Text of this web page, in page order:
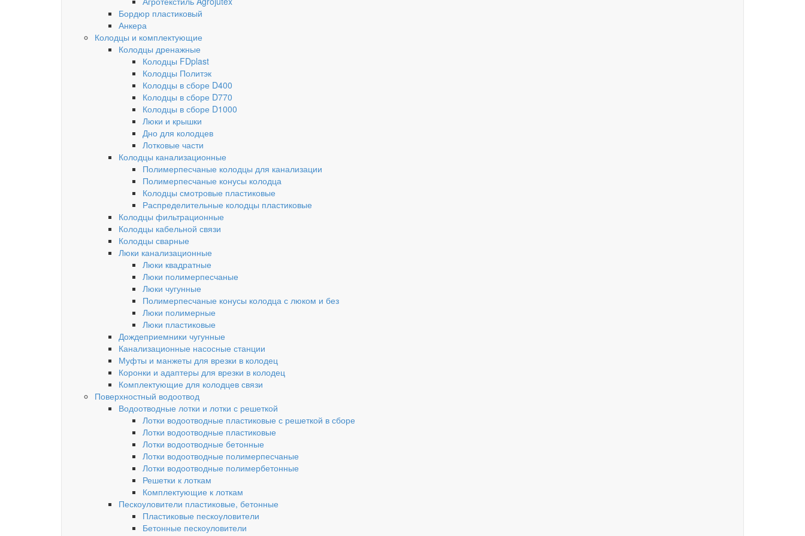
Бордюр пластиковый
Анкера
Колодцы и комплектующие
Колодцы дренажные
Колодцы FDplast
Колодцы Политэк
Колодцы в сборе D400
Колодцы в сборе D770
Колодцы в сборе D1000
Люки и крышки
Дно для колодцев
Лотковые части
Колодцы канализационные
Полимерпесчаные колодцы для канализации
Полимерпесчаные конусы колодца
Колодцы смотровые пластиковые
Распределительные колодцы пластиковые
Колодцы фильтрационные
Колодцы кабельной связи
Колодцы сварные
Люки канализационные
Люки квадратные
Люки полимерпесчаные
Люки чугунные
Полимерпесчаные конусы колодца с люком и без
Люки полимерные
Люки пластиковые
Дождеприемники чугунные
Канализационные насосные станции
Муфты и манжеты для врезки в колодец
Коронки и адаптеры для врезки в колодец
Комплектующие для колодцев связи
Поверхностный водоотвод
Водоотводные лотки и лотки с решеткой
Лотки водоотводные пластиковые с решеткой в сборе
Лотки водоотводные пластиковые
Лотки водоотводные бетонные
Лотки водоотводные полимерпесчаные
Лотки водоотводные полимербетонные
Решетки к лоткам
Комплектующие к лоткам
Пескоуловители пластиковые, бетонные
Пластиковые пескоуловители
Бетонные пескоуловители